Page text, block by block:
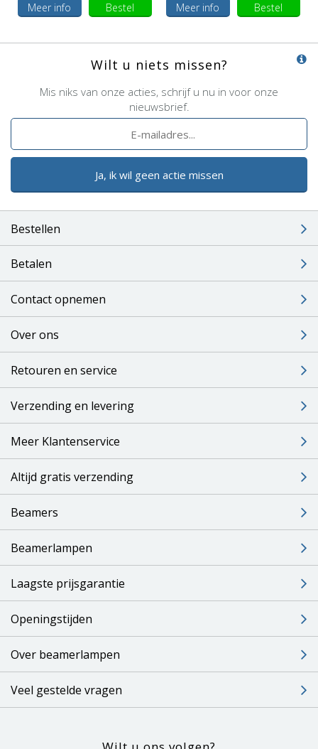
Meer info
Bestel
Meer info
Bestel
Wilt u niets missen?
Mis niks van onze acties, schrijf u nu in voor onze
nieuwsbrief.
Ja, ik wil geen actie missen
Bestellen
Betalen
Contact opnemen
Over ons
Retouren en service
Verzending en levering
Meer Klantenservice
Altijd gratis verzending
Beamers
Beamerlampen
Laagste prijsgarantie
Openingstijden
Over beamerlampen
Veel gestelde vragen